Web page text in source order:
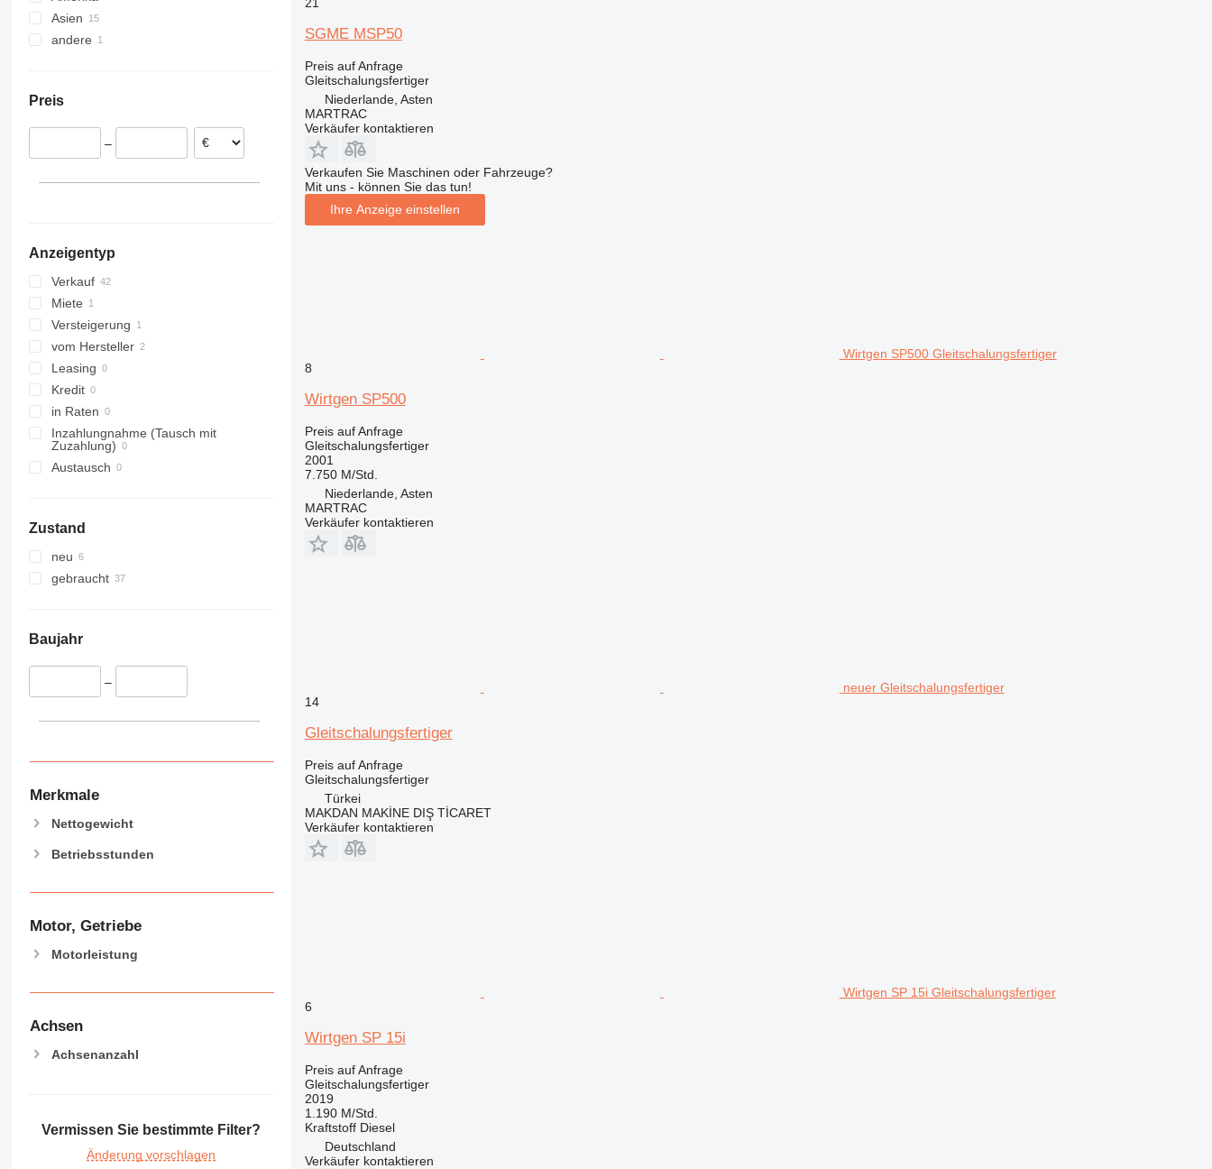
Deutschland
Rumänien
Luxemburg
Vereinigtes Königreich
USA
Mexiko
Asien
Türkei
Libanon
Kasachstan
andere
Preis
–
Anzeigentyp
Verkauf
Miete
Versteigerung
vom Hersteller
Leasing
Kredit
in Raten
Inzahlungnahme (Tausch mit
Zuzahlung)
Austausch
Zustand
neu
gebraucht
Baujahr
–
Merkmale
Nettogewicht
Betriebsstunden
Motor, Getriebe
Motorleistung
Achsen
Achsenanzahl
Vermissen Sie bestimmte Filter?
Änderung vorschlagen
SGME MSP50
Preis auf Anfrage
Gleitschalungsfertiger
Niederlande, Asten
MARTRAC
Verkäufer kontaktieren
Verkaufen Sie Maschinen oder Fahrzeuge?
Mit uns - können Sie das tun!
Ihre Anzeige einstellen
Wirtgen SP500 Gleitschalungsfertiger
8
Wirtgen SP500
Preis auf Anfrage
Gleitschalungsfertiger
2001
7.750 M/Std.
Niederlande, Asten
MARTRAC
Verkäufer kontaktieren
neuer Gleitschalungsfertiger
14
Gleitschalungsfertiger
Preis auf Anfrage
Gleitschalungsfertiger
Türkei
MAKDAN MAKİNE DIŞ TİCARET
Verkäufer kontaktieren
Wirtgen SP 15i Gleitschalungsfertiger
6
Wirtgen SP 15i
Preis auf Anfrage
Gleitschalungsfertiger
2019
1.190 M/Std.
Kraftstoff Diesel
Deutschland
Verkäufer kontaktieren